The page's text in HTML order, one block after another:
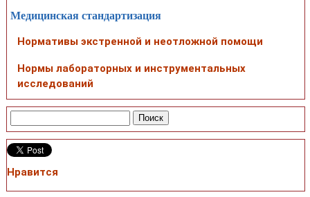
Медицинская стандартизация
Нормативы экстренной и неотложной помощи
Нормы лабораторных и инструментальных
исследований
Нравится